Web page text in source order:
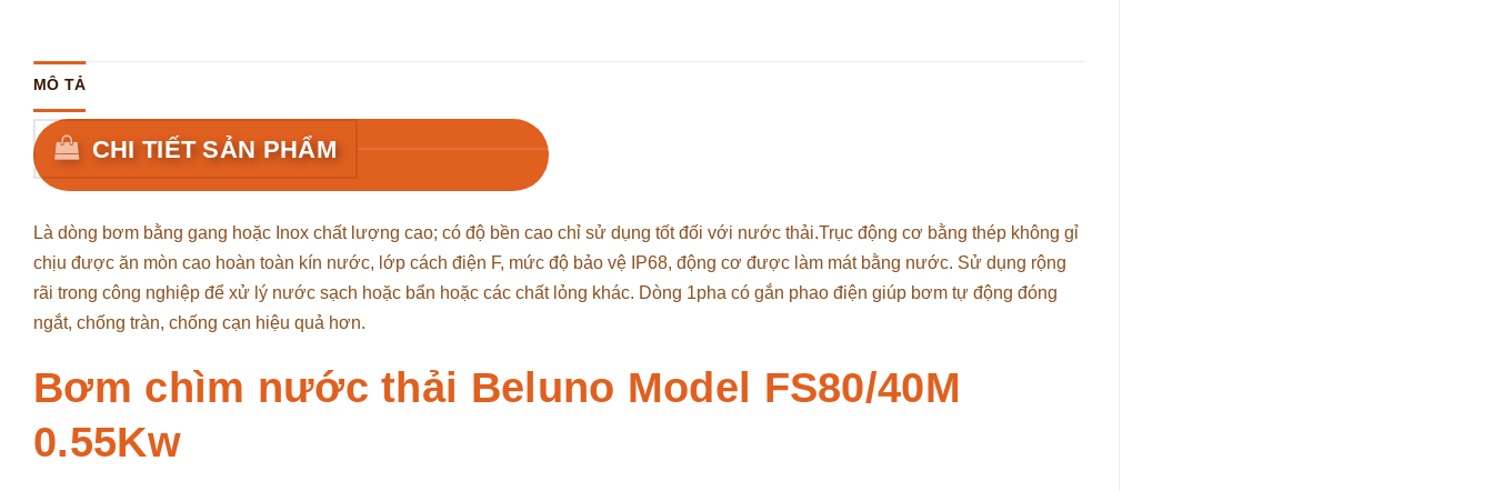
MÔ TẢ
CHI TIẾT SẢN PHẨM
Là dòng bơm bằng gang hoặc Inox chất lượng cao; có độ bền cao chỉ sử dụng tốt đối với nước thải.Trục động cơ bằng thép không gỉ
chịu được ăn mòn cao hoàn toàn kín nước, lớp cách điện F, mức độ bảo vệ IP68, động cơ được làm mát bằng nước. Sử dụng rộng
rãi trong công nghiệp để xử lý nước sạch hoặc bẩn hoặc các chất lỏng khác. Dòng 1pha có gắn phao điện giúp bơm tự động đóng
ngắt, chống tràn, chống cạn hiệu quả hơn.
Bơm chìm nước thải Beluno Model FS80/40M
0.55Kw